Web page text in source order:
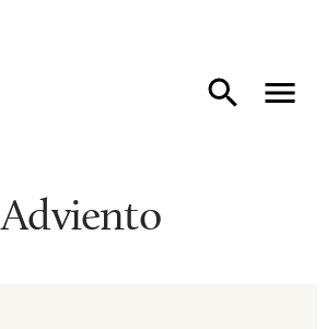
Adviento